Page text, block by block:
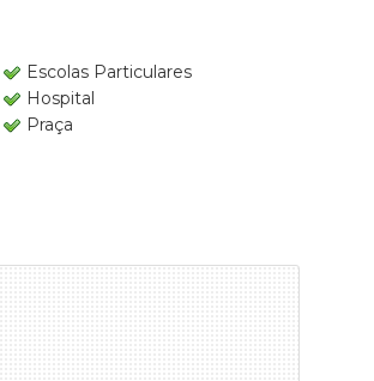
Escolas Particulares
Hospital
Praça